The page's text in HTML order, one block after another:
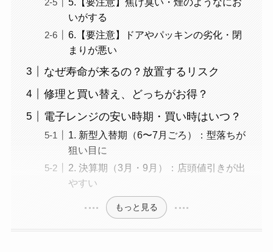
いがする
6.【要注意】ドアやパッキンの劣化・閉
まりが悪い
なぜ寿命が来るの？放置するリスク
修理と買い替え、どっちがお得？
電子レンジの安い時期・買い時はいつ？
1. 新型入替期（6〜7月ごろ）：型落ちが
狙い目に
2. 決算期（3月・9月）：店頭値引きが出
やすい
もっと見る